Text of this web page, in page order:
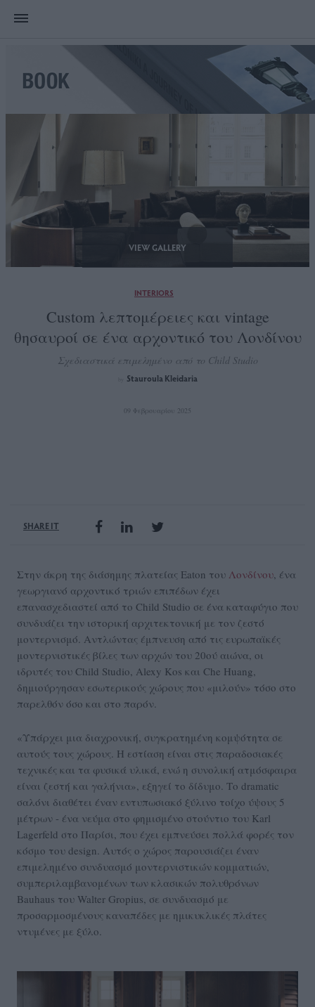
VIEW GALLERY
INTERIORS
Custom λεπτομέρειες και vintage
θησαυροί σε ένα αρχοντικό του Λονδίνου
Σχεδιαστικά επιμελημένο από το Child Studio
Stauroula Kleidaria
09 Φεβρουαρίου 2025
SHARE IT
Στην άκρη της διάσημης πλατείας Eaton του Λονδίνου, ένα
γεωργιανό αρχοντικό τριών επιπέδων έχει
επανασχεδιαστεί από το Child Studio σε ένα καταφύγιο που
συνδυάζει την ιστορική αρχιτεκτονική με τον ζεστό
μοντερνισμό. Αντλώντας έμπνευση από τις ευρωπαϊκές
μοντερνιστικές βίλες των αρχών του 20ού αιώνα, οι
ιδρυτές του Child Studio, Alexy Kos και Che Huang,
δημιούργησαν εσωτερικούς χώρους που «μιλούν» τόσο στο
παρελθόν όσο και στο παρόν.
«Υπάρχει μια διαχρονική, συγκρατημένη κομψότητα σε
αυτούς τους χώρους. Η εστίαση είναι στις παραδοσιακές
τεχνικές και τα φυσικά υλικά, ενώ η συνολική ατμόσφαιρα
είναι ζεστή και γαλήνια», εξηγεί το δίδυμο. Το dramatic
σαλόνι διαθέτει έναν εντυπωσιακό ξύλινο τοίχο ύψους 5
μέτρων - ένα νεύμα στο φημισμένο στούντιο του Karl
Lagerfeld στο Παρίσι, που έχει εμπνεύσει πολλά φορές τον
κόσμο του design. Αυτός ο χώρος παρουσιάζει έναν
επιμελημένο συνδυασμό μοντερνιστικών κομματιών,
συμπεριλαμβανομένων των κλασικών πολυθρόνων
Bauhaus του Walter Gropius, σε συνδυασμό με
προσαρμοσμένους καναπέδες με ημικυκλικές πλάτες
ντυμένες με ξύλο.